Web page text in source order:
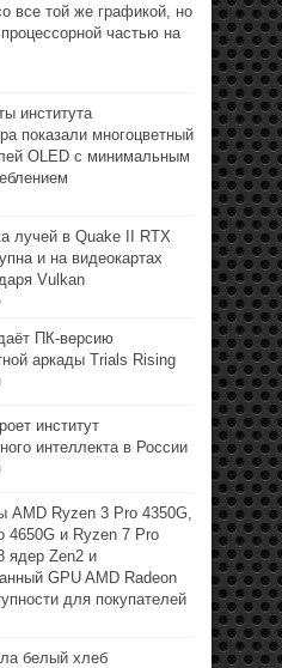
все той же графикой, но
частью на
института
показали многоцветный
OLED с минимальным
лучей в Quake II RTX
и на видеокартах
Vulkan
ПК-версию
аркады Trials Rising
институт
интеллекта в России
AMD Ryzen 3 Pro 4350G,
4650G и Ryzen 7 Pro
ядер Zen2 и
GPU AMD Radeon
для покупателей
белый хлеб